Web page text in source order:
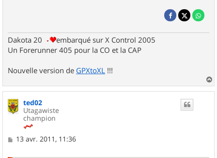
Dakota 20
embarqué sur X Control 2005
Un Forerunner 405 pour la CO et la CAP
Nouvelle version de GPXtoXL !!!
a
u
ted02
Utagawiste
champion
M13 avr. 2011, 11:36